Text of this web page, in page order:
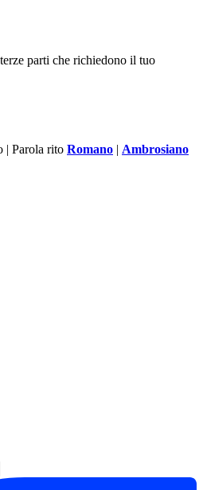
parti che richiedono il tuo
| Parola rito Romano | Ambrosiano